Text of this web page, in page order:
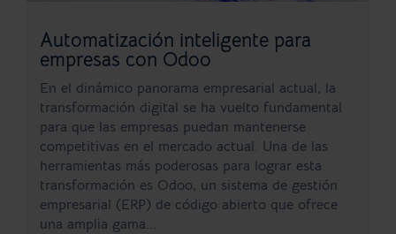
Automatización inteligente para
empresas con Odoo
En el dinámico panorama empresarial actual, la
transformación digital se ha vuelto fundamental
para que las empresas puedan mantenerse
competitivas en el mercado actual. Una de las
herramientas más poderosas para lograr esta
transformación es Odoo, un sistema de gestión
empresarial (ERP) de código abierto que ofrece
una amplia gama...